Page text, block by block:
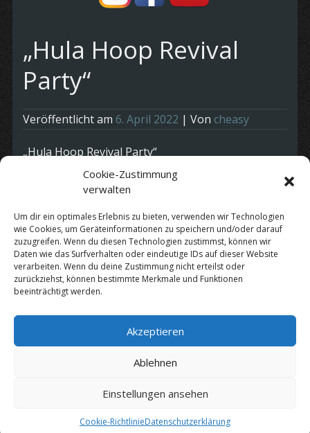
Cookie-Zustimmung
verwalten
Um dir ein optimales Erlebnis zu bieten, verwenden wir Technologien
wie Cookies, um Geräteinformationen zu speichern und/oder darauf
zuzugreifen. Wenn du diesen Technologien zustimmst, können wir
Daten wie das Surfverhalten oder eindeutige IDs auf dieser Website
verarbeiten. Wenn du deine Zustimmung nicht erteilst oder
zurückziehst, können bestimmte Merkmale und Funktionen
beeinträchtigt werden.
Akzeptieren
Ablehnen
Einstellungen ansehen
Cookie-RichtlinieDatenschutzerklärung
„Hula Hoop Revival
Party“
Veröffentlicht am 6. April 2022 | Von cheasy
„Hula Hoop Revival Party“
In regelmäßigen Abständen geben wir euch das
Feeling der legendären Oldiethek „Hula Hoop“,
Wie bereits im letzten Jahr findet die Party im
„Waldheim Backnang“ statt.
Nähere Infos folgen
Kategorie:Termine
Datenschutz|Impressum
© Copyright 2010 - 2026 by